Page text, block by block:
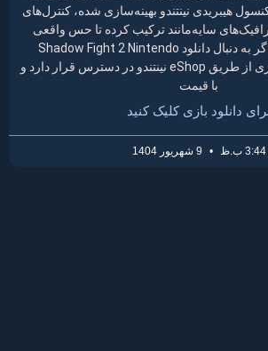
هیبریدی نینتندو بهینه‌سازی شده، کنترل‌های
سایه‌مانند ترکیب کرده تا حس واقعی
مبارزه را القا کند. اگر به دنبال دانلود Shadow Fight 2 Nintendo
Switch هستید، این بازی از طریق eShop نینتندو در دسترس قرار دارد و
با قیمت
دانلود بازی کلیک کنید
3:44 ب.ظ